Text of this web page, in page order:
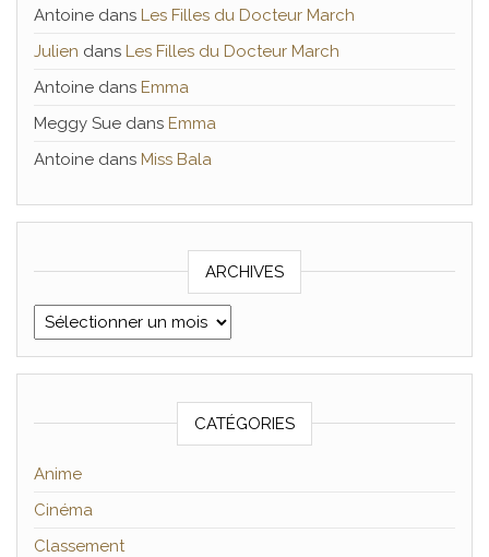
Antoine dans Les Filles du Docteur March
Julien dans Les Filles du Docteur March
Antoine dans Emma
Meggy Sue dans Emma
Antoine dans Miss Bala
ARCHIVES
Archives
CATÉGORIES
Anime
Cinéma
Classement